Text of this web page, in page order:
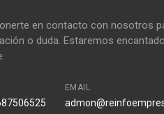
en contacto con nosotros
o duda. Estaremos
EMAIL